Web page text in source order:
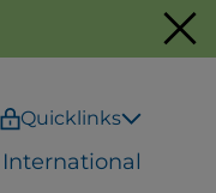
Quicklinks
International